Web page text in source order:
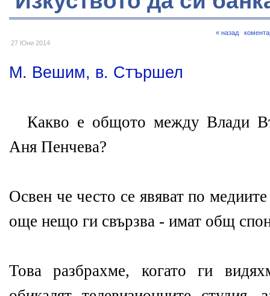
27 Юни 2014
« назад
М. Вешим, в. Стършел
Какво е общото между Влади
Аня Пенчева?
Освен че често се явяват по
още нещо ги свързва - имат общ
Това разбрахме, когато ги